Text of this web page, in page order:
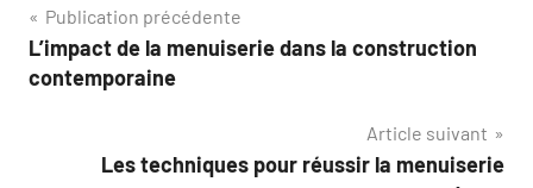
Navigation
de
Publication précédente
L’impact de la menuiserie dans la construction
contemporaine
Article suivant
Les techniques pour réussir la menuiserie